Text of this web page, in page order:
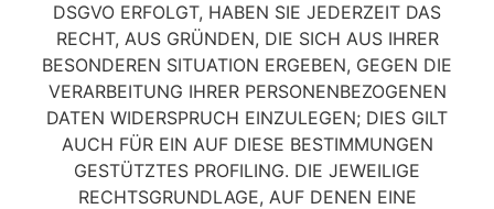
DSGVO ERFOLGT, HABEN SIE JEDERZEIT DAS
RECHT, AUS GRÜNDEN, DIE SICH AUS IHRER
BESONDEREN SITUATION ERGEBEN, GEGEN DIE
VERARBEITUNG IHRER PERSONENBEZOGENEN
DATEN WIDERSPRUCH EINZULEGEN; DIES GILT
AUCH FÜR EIN AUF DIESE BESTIMMUNGEN
GESTÜTZTES PROFILING. DIE JEWEILIGE
RECHTSGRUNDLAGE, AUF DENEN EINE